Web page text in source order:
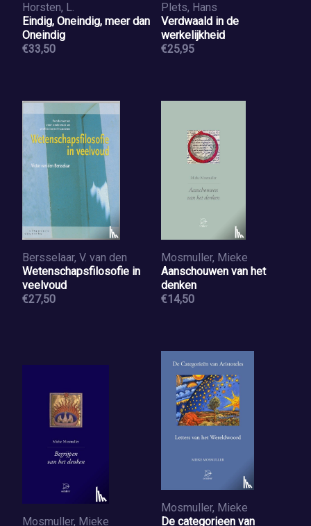
Horsten, L.
Eindig, Oneindig, meer dan
Oneindig
€33,50
Plets, Hans
Verdwaald in de
werkelijkheid
€25,95
Bersselaar, V. van den
Wetenschapsfilosofie in
veelvoud
€27,50
Mosmuller, Mieke
Aanschouwen van het
denken
€14,50
Mosmuller, Mieke
Mosmuller, Mieke
De categorieen van